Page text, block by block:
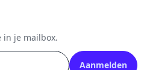
in je mailbox.
Aanmelden